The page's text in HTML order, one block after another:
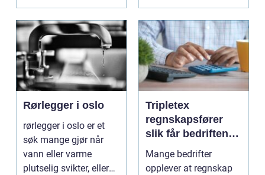
tilkn...
Rørlegger i oslo
rørlegger i oslo er et
søk mange gjør når
vann eller varme
plutselig svikter, eller
Tripletex
regnskapsfører
slik får bedriften
mer ut av
regnskapet
Mange bedrifter
opplever at regnskap